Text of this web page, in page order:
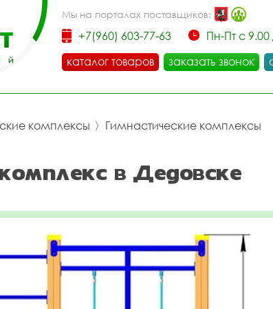
Мы на порталах поставщиков:
+7(960) 603-77-63
Пн-Пт с 9.00
каталог товаров
заказать звонок
комплексы 〉 Гимнастические комплексы
в Дедовске